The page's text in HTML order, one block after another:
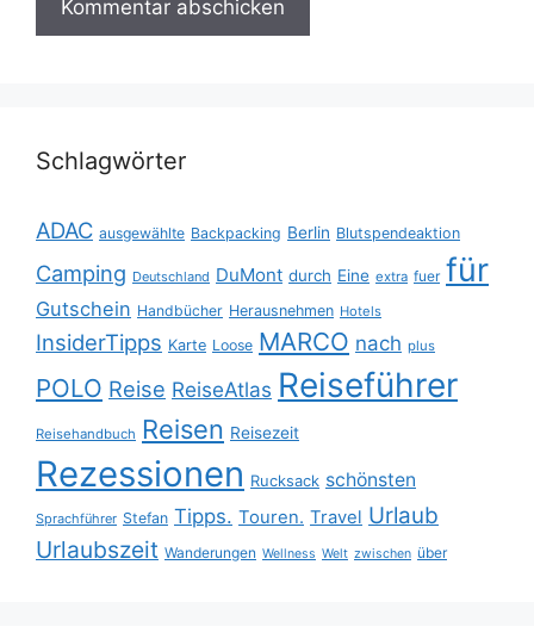
Schlagwörter
ADAC ausgewählte Backpacking Berlin Blutspendeaktion
Camping Deutschland DuMont durch Eine extra fuer für
Gutschein Handbücher Herausnehmen Hotels
InsiderTipps Karte Loose MARCO nach plus
POLO Reise ReiseAtlas Reiseführer
Reisehandbuch Reisen Reisezeit
Rezessionen Rucksack schönsten
Sprachführer Stefan Tipps. Touren. Travel Urlaub
Urlaubszeit Wanderungen Wellness Welt zwischen über